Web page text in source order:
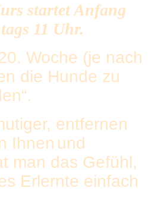
startet Anfang
11 Uhr.
Woche (je nach
die Hunde zu
entfernen
Ihnen und
man das Gefühl,
Erlernte einfach